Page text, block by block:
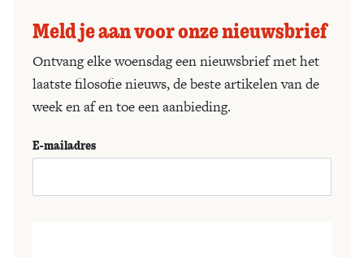
Meld je aan voor onze nieuwsbrief
Ontvang elke woensdag een nieuwsbrief met het
laatste filosofie nieuws, de beste artikelen van de
week en af en toe een aanbieding.
E-mailadres